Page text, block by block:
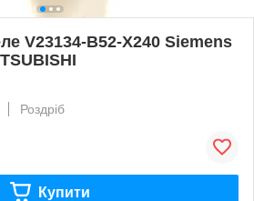
V23134-B52-X240 Siemens
Роздріб
Купити